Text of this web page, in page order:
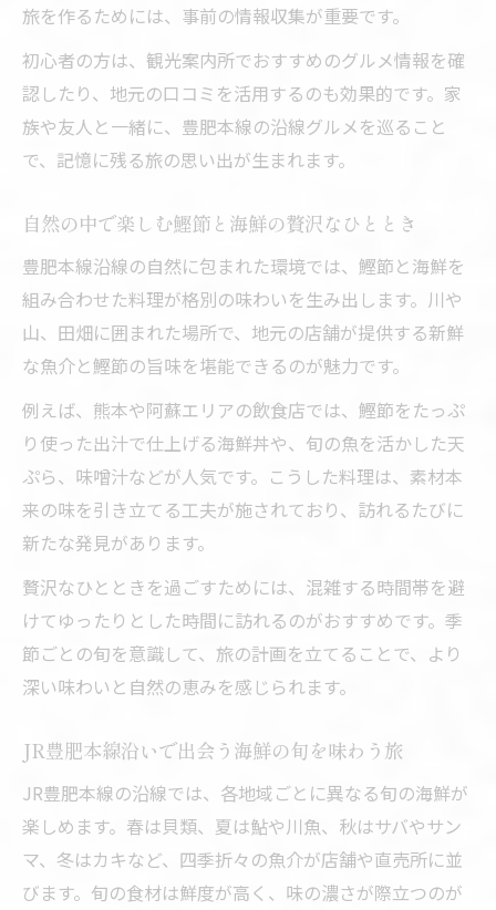
旅を作るためには、事前の情報収集が重要です。
初心者の方は、観光案内所でおすすめのグルメ情報を確
認したり、地元の口コミを活用するのも効果的です。家
族や友人と一緒に、豊肥本線の沿線グルメを巡ること
で、記憶に残る旅の思い出が生まれます。
自然の中で楽しむ鰹節と海鮮の贅沢なひととき
豊肥本線沿線の自然に包まれた環境では、鰹節と海鮮を
組み合わせた料理が格別の味わいを生み出します。川や
山、田畑に囲まれた場所で、地元の店舗が提供する新鮮
な魚介と鰹節の旨味を堪能できるのが魅力です。
例えば、熊本や阿蘇エリアの飲食店では、鰹節をたっぷ
り使った出汁で仕上げる海鮮丼や、旬の魚を活かした天
ぷら、味噌汁などが人気です。こうした料理は、素材本
来の味を引き立てる工夫が施されており、訪れるたびに
新たな発見があります。
贅沢なひとときを過ごすためには、混雑する時間帯を避
けてゆったりとした時間に訪れるのがおすすめです。季
節ごとの旬を意識して、旅の計画を立てることで、より
深い味わいと自然の恵みを感じられます。
JR豊肥本線沿いで出会う海鮮の旬を味わう旅
JR豊肥本線の沿線では、各地域ごとに異なる旬の海鮮が
楽しめます。春は貝類、夏は鮎や川魚、秋はサバやサン
マ、冬はカキなど、四季折々の魚介が店舗や直売所に並
びます。旬の食材は鮮度が高く、味の濃さが際立つのが